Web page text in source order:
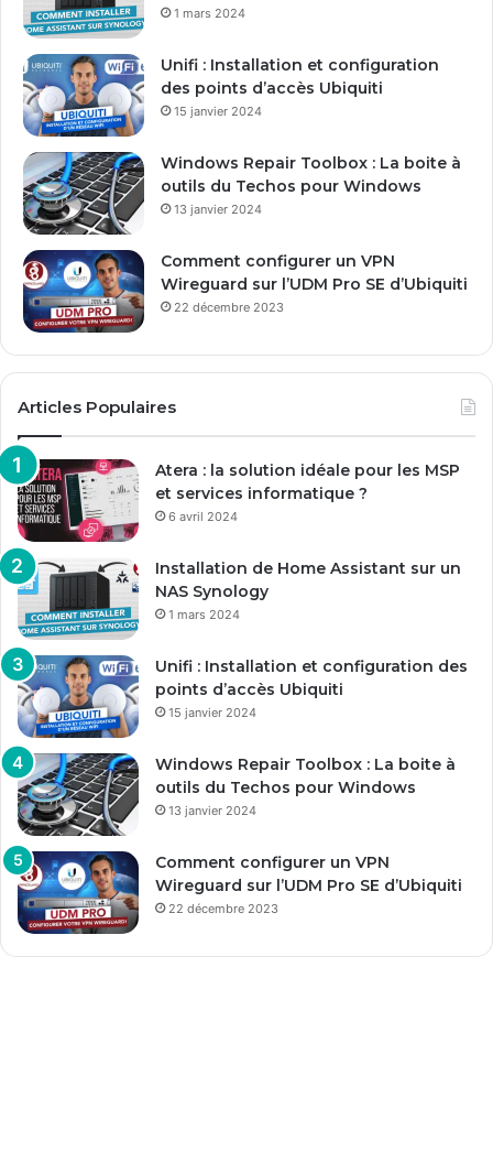
e
m
a
1 mars 2024
Unifi : Installation et configuration
des points d’accès Ubiquiti
15 janvier 2024
Windows Repair Toolbox : La boite à
outils du Techos pour Windows
13 janvier 2024
Comment configurer un VPN
Wireguard sur l’UDM Pro SE d’Ubiquiti
22 décembre 2023
Articles Populaires
Atera : la solution idéale pour les MSP
et services informatique ?
6 avril 2024
Installation de Home Assistant sur un
NAS Synology
1 mars 2024
Unifi : Installation et configuration des
points d’accès Ubiquiti
15 janvier 2024
Windows Repair Toolbox : La boite à
outils du Techos pour Windows
13 janvier 2024
Comment configurer un VPN
Wireguard sur l’UDM Pro SE d’Ubiquiti
22 décembre 2023